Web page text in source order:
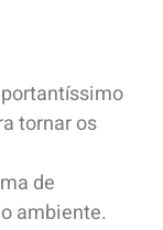
tornar os
de
ambiente.